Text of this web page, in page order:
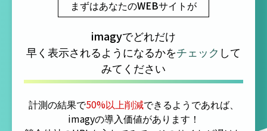
まずはあなたのWEBサイトが
imagyでどれだけ
早く表示されるようになるかをチェック して
みてください
計測の結果で50%以上削減できるようであれば、
imagyの導入価値があります！